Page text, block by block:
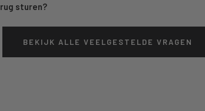
sturen?
BEKIJK ALLE VEELGESTELDE VRAGEN